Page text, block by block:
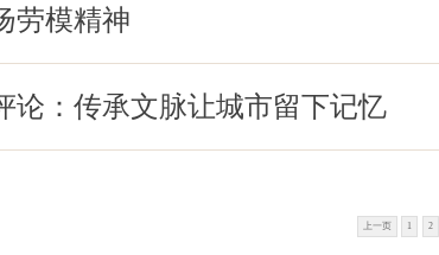
劳模精神
论：传承文脉让城市留下记忆
上一页 1 2